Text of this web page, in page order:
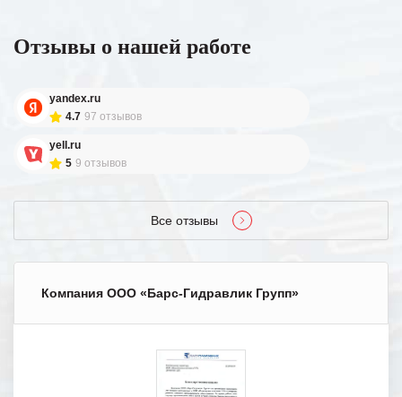
Отзывы о нашей работе
yandex.ru
4.7 97 отзывов
yell.ru
5 9 отзывов
Все отзывы
Компания ООО «Барс-Гидравлик Групп»